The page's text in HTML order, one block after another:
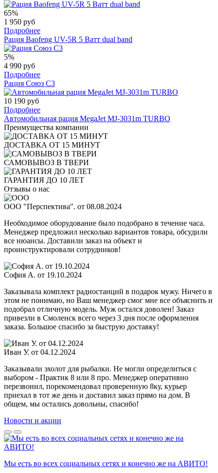
65%
1 950 руб
Подробнее
Рация Baofeng UV-5R 5 Ватт dual band
5%
4 990 руб
Подробнее
Рация Союз С3
10 190 руб
Подробнее
Автомобильная рация MegaJet MJ-3031m TURBO
Преимущества компании
ДОСТАВКА ОТ 15 МИНУТ
САМОВЫВОЗ В ТВЕРИ
ГАРАНТИЯ ДО 10 ЛЕТ
Отзывы о нас
ООО "Перспектива". от 08.08.2024
Необходимое оборудование было подобрано в течение часа.
Менеджер предложил несколько вариантов товара, обсудили
все нюансы. Доставили заказ на объект и
проинструктировали сотрудников!
София А. от 19.10.2024
Заказывала комплект радиостанций в подарок мужу. Ничего в
этом не понимаю, но Ваш менеджер смог мне все объяснить и
подобрал отличную модель. Муж остался доволен! Заказ
привезли в Смоленск всего через 3 дня после оформления
заказа. Большое спасибо за быструю доставку!
Иван У. от 04.12.2024
Заказывали эхолот для рыбалки. Не могли определиться с
выбором - Практик 8 или 8 про. Менеджер оперативно
перезвонил, порекомендовал проверенную 8ку, курьер
приехал в тот же день и доставил заказ прямо на дом. В
общем, мы остались довольны, спасибо!
Новости и акции
Мы есть во всех социальных сетях и конечно же на АВИТО!